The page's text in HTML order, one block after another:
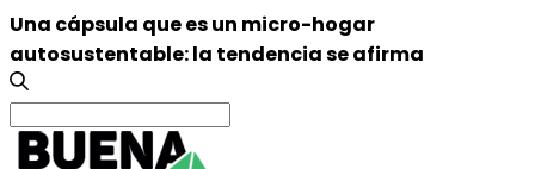
Una cápsula que es un micro-hogar
autosustentable: la tendencia se afirma
Search
for: